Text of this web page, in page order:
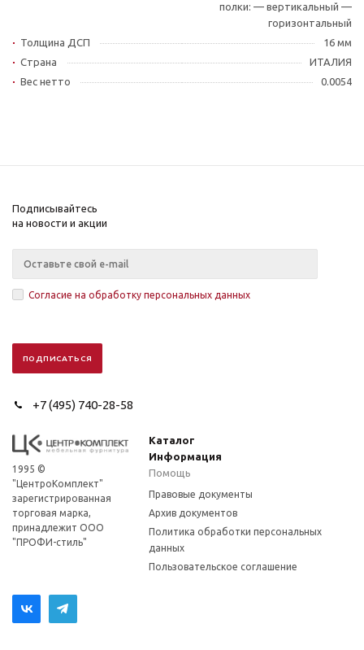
полки: — вертикальный —
горизонтальный
Толщина ДСП
16 мм
Страна
ИТАЛИЯ
Вес нетто
0.0054
Подписывайтесь
на новости и акции
Согласие на обработку персональных данных
+7 (495) 740-28-58
1995 ©
"ЦентроКомплект"
зарегистрированная
торговая марка,
принадлежит ООО
"ПРОФИ-стиль"
Каталог
Информация
Помощь
Правовые документы
Архив документов
Политика обработки персональных
данных
Пользовательское соглашение